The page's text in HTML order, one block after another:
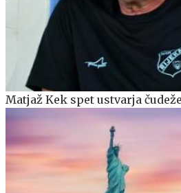
Matjaž Kek spet ustvarja